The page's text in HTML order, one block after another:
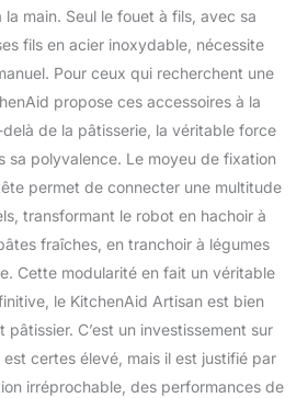
main. Seul le fouet à fils, avec sa
fils en acier inoxydable, nécessite
Pour ceux qui recherchent une
propose ces accessoires à la
de la pâtisserie, la véritable force
sa polyvalence. Le moyeu de fixation
permet de connecter une multitude
transformant le robot en hachoir à
fraîches, en tranchoir à légumes
Cette modularité en fait un véritable
le KitchenAid Artisan est bien
pâtissier. C’est un investissement sur
certes élevé, mais il est justifié par
irréprochable, des performances de